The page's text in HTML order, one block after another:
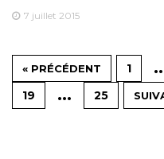
7 juillet 2015
« PRÉCÉDENT 1
19
… 25